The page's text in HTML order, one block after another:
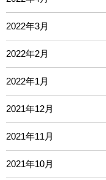
2022年3月
2022年2月
2022年1月
2021年12月
2021年11月
2021年10月